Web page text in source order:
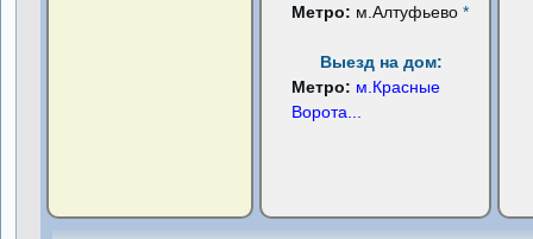
Метро: м.Алтуфьево*
Выезд на дом:
Метро: м.Красные
Ворота